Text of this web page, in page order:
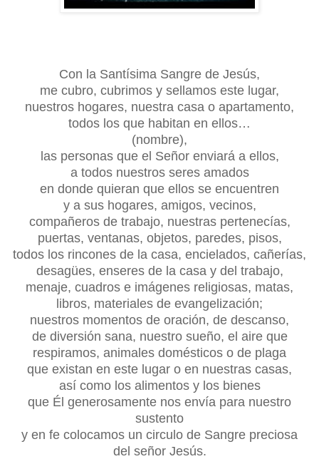
Con la Santísima Sangre de Jesús,
me cubro, cubrimos y sellamos este lugar,
nuestros hogares, nuestra casa o apartamento,
todos los que habitan en ellos…
(nombre),
las personas que el Señor enviará a ellos,
a todos nuestros seres amados
en donde quieran que ellos se encuentren
y a sus hogares, amigos, vecinos,
compañeros de trabajo, nuestras pertenecías,
puertas, ventanas, objetos, paredes, pisos,
todos los rincones de la casa, encielados, cañerías,
desagües, enseres de la casa y del trabajo,
menaje, cuadros e imágenes religiosas, matas,
libros, materiales de evangelización;
nuestros momentos de oración, de descanso,
de diversión sana, nuestro sueño, el aire que
respiramos, animales domésticos o de plaga
que existan en este lugar o en nuestras casas,
así como los alimentos y los bienes
que Él generosamente nos envía para nuestro
sustento
y en fe colocamos un circulo de Sangre preciosa
del señor Jesús.